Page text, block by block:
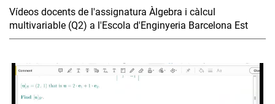
Vídeos docents de l'assignatura Àlgebra i càlcul
multivariable (Q2) a l'Escola d'Enginyeria Barcelona Est